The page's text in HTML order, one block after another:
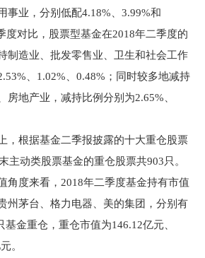
事业，分别低配4.18%、3.99%和
度对比，股票型基金在2018年二季度的
制造业、批发零售业、卫生和社会工作
、1.02%、0.48%；同时较多地减持
房地产业，减持比例分别为2.65%、
根据基金二季报披露的十大重仓股票
主动类股票基金的重仓股票共903只。
角度来看，2018年二季度基金持有市值
州茅台、格力电器、美的集团，分别有
基金重仓，重仓市值为146.12亿元、
。